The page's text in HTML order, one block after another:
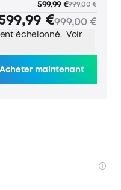
599,99 €999,00 €
€999,00 €
échelonné.
Voir
Acheter maintenant